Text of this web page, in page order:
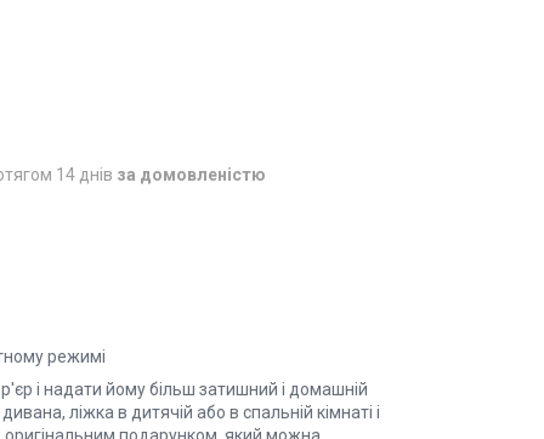
14 днів за домовленістю
режимі
і надати йому більш затишний і домашній
ліжка в дитячій або в спальній кімнаті і
оригінальним подарунком, який можна